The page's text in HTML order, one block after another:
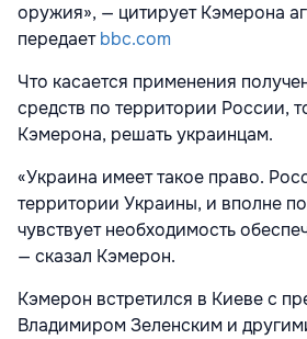
оружия», — цитирует Кэмерона
передаетbbc.com
Что касается применения
средств по территории России,
Кэмерона, решать украинцам.
«Украина имеет такое право.
территории Украины, и вполне
чувствует необходимость
— сказал Кэмерон.
Кэмерон встретился в Киеве с
Владимиром Зеленским и